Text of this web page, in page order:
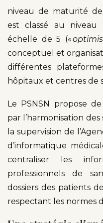
niveau de maturité
est classé au niveau
échelle de 5 («
conceptuel et
différentes
hôpitaux et centres de
Le PSNSN propose
par l’harmonisation
la supervision de
d’informatique
centraliser les
professionnels de
dossiers des patients
respectant les normes